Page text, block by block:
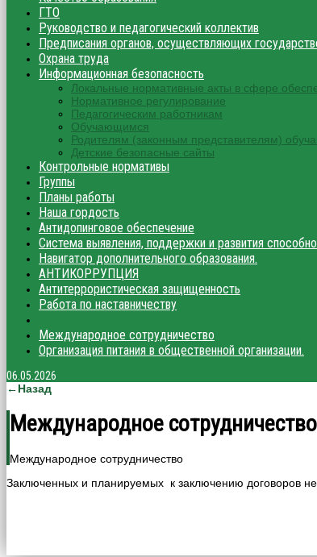
ГТО
Руководство и педагогический коллектив
Предписания органов, осуществляющих
Охрана труда
Информационная безопасность
Локальные нормативные акты в сфере
Нормативное регулирование
Педагогическим работникам
Обучающимся
Родителям (законным представителям)
Детские безопасные сайты
Контрольные нормативы
Группы
Планы работы
Наша гордость
Антидопинговое обеспечение
Система выявления, поддержки и развития
Навигатор дополнительного образования.
АНТИКОРРУПЦИЯ
Антитеррористическая защищенность
Работа по наставничеству
Международное сотрудничество
Организация питания в общественной организации.
06.05.2026
←Назад
Международное сотрудничество
Международное сотрудничество
Заключенных и планируемых к заключению договоров